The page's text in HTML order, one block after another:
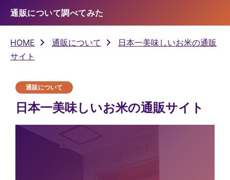
通販について調べてみた
HOME 通販について
日本一美味しいお米の通販
サイト
通販について
日本一美味しいお米の通販サイト